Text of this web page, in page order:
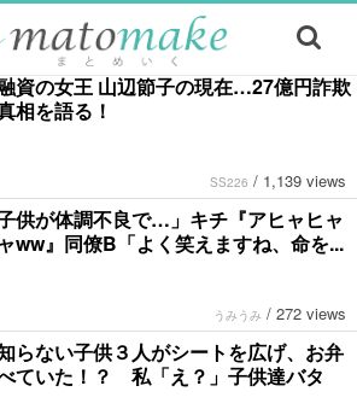
資の女王 山辺節子の現在…27億円詐欺
相を語る！
SS226 / 1,139 views
供が体調不良で…」キチ『アヒャヒャ
ww』同僚B「よく笑えますね、命を...
うみうみ / 272 views
らない子供３人がシートを広げ、お弁
ていた！？ 私「え？」子供達バタ